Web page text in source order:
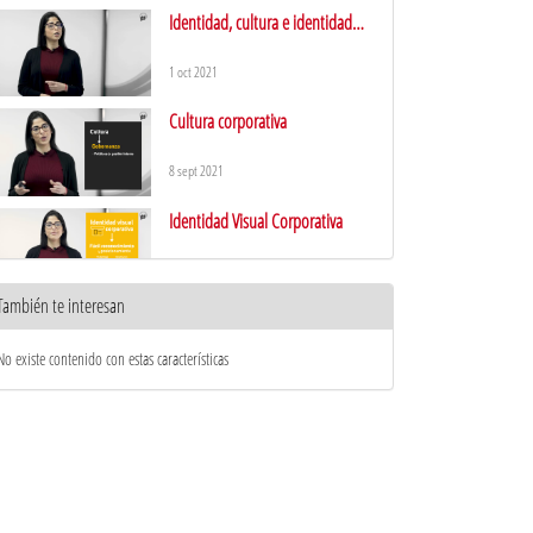
Identidad, cultura e identidad
1 oct 2021
Cultura corporativa
8 sept 2021
Identidad Visual Corporativa
31 ago 2021
te interesan
existe contenido con estas características